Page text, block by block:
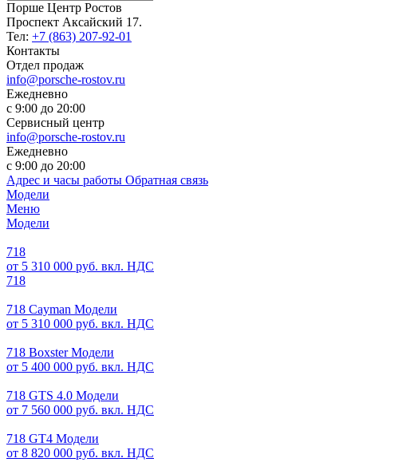
Порше Центр Ростов
Проспект Аксайский 17.
Тел: +7 (863) 207-92-01
Контакты
Отдел продаж
info@porsche-rostov.ru
Ежедневно
с 9:00 до 20:00
Сервисный центр
info@porsche-rostov.ru
Ежедневно
с 9:00 до 20:00
Адрес и часы работы Обратная связь
Модели
Меню
Модели
718
от 5 310 000 руб. вкл. НДС
718
718 Cayman Модели
от 5 310 000 руб. вкл. НДС
718 Boxster Модели
от 5 400 000 руб. вкл. НДС
718 GTS 4.0 Модели
от 7 560 000 руб. вкл. НДС
718 GT4 Модели
от 8 820 000 руб. вкл. НДС